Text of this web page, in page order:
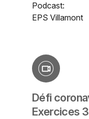
Podcast:
EPS Villamont
Défi
Exercices